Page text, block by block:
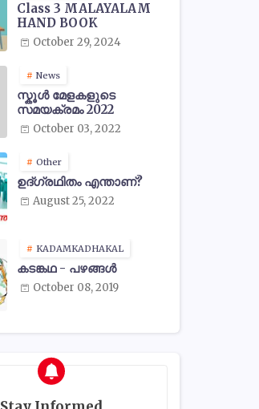
Class 3 MALAYALAM
HAND BOOK
October 29, 2024
News
സ്കൂൾ മേളകളുടെ
സമയക്രമം 2022
October 03, 2022
Other
ഉദ്ഗ്രഥിതം എന്താണ്?
August 25, 2022
KADAMKADHAKAL
കടങ്കഥ - പഴങ്ങൾ
October 08, 2019